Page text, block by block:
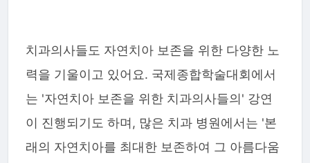
치과의사들도 자연치아 보존을 위한 다양한 노
력을 기울이고 있어요. 국제종합학술대회에서
는 '자연치아 보존을 위한 치과의사들의' 강연
이 진행되기도 하며, 많은 치과 병원에서는 '본
래의 자연치아를 최대한 보존하여 그 아름다움